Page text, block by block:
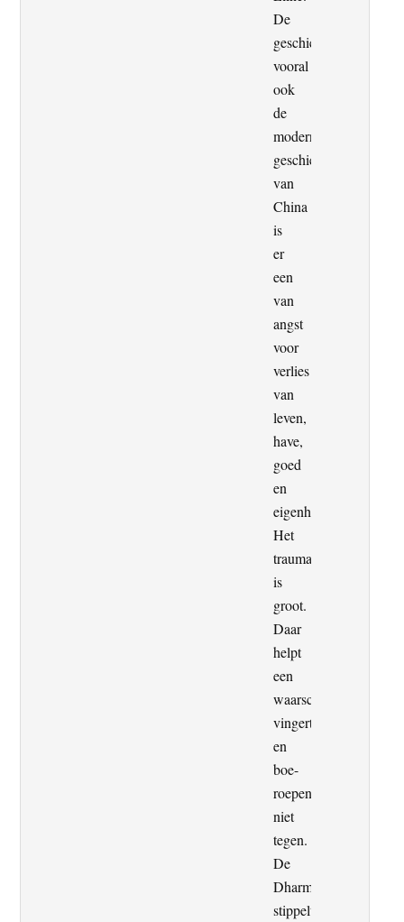
De
geschiedenis,
vooral
ook
de
moderne
geschiedenis,
van
China
is
er
een
van
angst
voor
verlies
van
leven,
have,
goed
en
eigenheid.
Het
trauma
is
groot.
Daar
helpt
een
waarschuwend
vingertje
en
boe-
roepen
niet
tegen.
De
Dharma
stippelt